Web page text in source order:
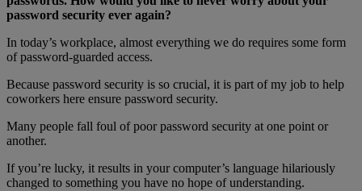
password security ever again?
In today’s workplace, almost everything we do requires some form
of password-guarded access.
Because password security is so crucial, it is part of my job to help
coworkers here ensure password security.
Many people fall foul of poor password security at one point or
another.
If you’re lucky, it results in your computer’s language hilariously
changed to something you have no hope of understanding.